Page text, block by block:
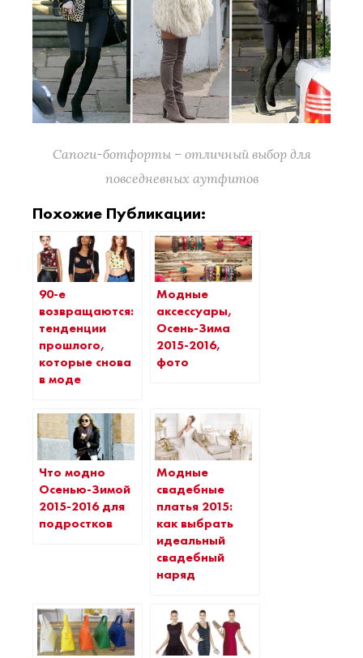
Сапоги-ботфорты – отличный выбор для
повседневных аутфитов
Похожие Публикации:
90-е
возвращаются:
тенденции
прошлого,
которые снова
в моде
Модные
аксессуары,
Осень-Зима
2015-2016,
фото
Что модно
Осенью-Зимой
2015-2016 для
подростков
Модные
свадебные
платья 2015:
как выбрать
идеальный
свадебный
наряд